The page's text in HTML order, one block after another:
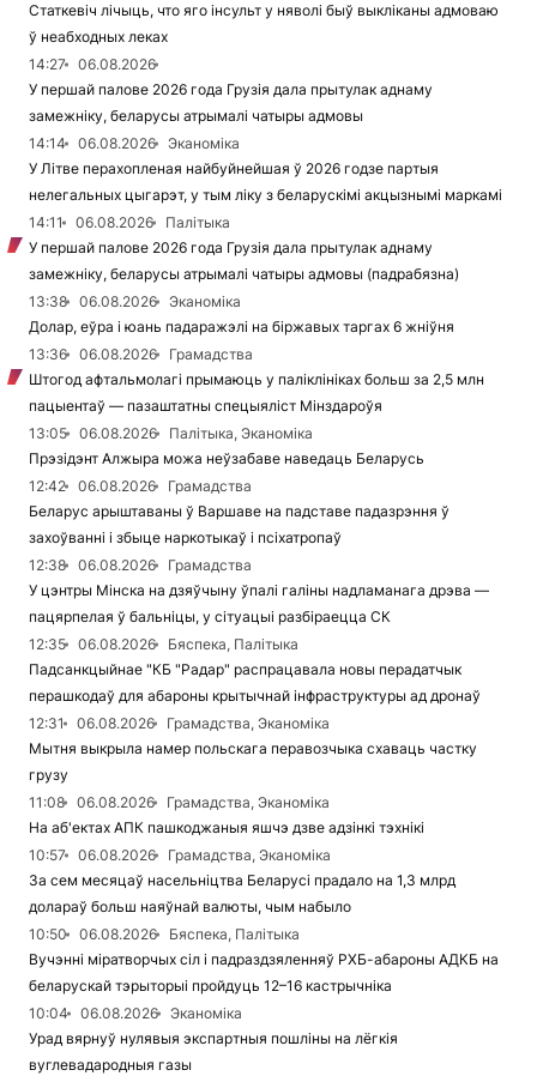
Статкевіч лічыць, что яго інсульт у няволі быў выкліканы адмоваю
ў неабходных леках
14:27
06.08.2026
У першай палове 2026 года Грузія дала прытулак аднаму
замежніку, беларусы атрымалі чатыры адмовы
14:14
06.08.2026
Эканоміка
У Літве перахопленая найбуйнейшая ў 2026 годзе партыя
нелегальных цыгарэт, у тым ліку з беларускімі акцызнымі маркамі
14:11
06.08.2026
Палітыка
У першай палове 2026 года Грузія дала прытулак аднаму
замежніку, беларусы атрымалі чатыры адмовы (падрабязна)
13:38
06.08.2026
Эканоміка
Долар, еўра і юань падаражэлі на біржавых таргах 6 жніўня
13:36
06.08.2026
Грамадства
Штогод афтальмолагі прымаюць у паліклініках больш за 2,5 млн
пацыентаў — пазаштатны спецыяліст Мінздароўя
13:05
06.08.2026
Палітыка, Эканоміка
Прэзідэнт Алжыра можа неўзабаве наведаць Беларусь
12:42
06.08.2026
Грамадства
Беларус арыштаваны ў Варшаве на падставе падазрэння ў
захоўванні і збыце наркотыкаў і псіхатропаў
12:38
06.08.2026
Грамадства
У цэнтры Мінска на дзяўчыну ўпалі галіны надламанага дрэва —
пацярпелая ў бальніцы, у сітуацыі разбіраецца СК
12:35
06.08.2026
Бяспека, Палітыка
Падсанкцыйнае "КБ "Радар" распрацавала новы перадатчык
перашкодаў для абароны крытычнай інфраструктуры ад дронаў
12:31
06.08.2026
Грамадства, Эканоміка
Мытня выкрыла намер польскага перавозчыка схаваць частку
грузу
11:08
06.08.2026
Грамадства, Эканоміка
На аб'ектах АПК пашкоджаныя яшчэ дзве адзінкі тэхнікі
10:57
06.08.2026
Грамадства, Эканоміка
За сем месяцаў насельніцтва Беларусі прадало на 1,3 млрд
долараў больш наяўнай валюты, чым набыло
10:50
06.08.2026
Бяспека, Палітыка
Вучэнні міратворчых сіл і падраздзяленняў РХБ-абароны АДКБ на
беларускай тэрыторыі пройдуць 12–16 кастрычніка
10:04
06.08.2026
Эканоміка
Урад вярнуў нулявыя экспартныя пошліны на лёгкія
вуглевадародныя газы